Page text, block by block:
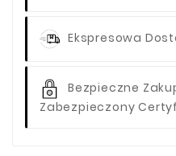
Ekspresowa
Bezpieczne
Zabezpieczony